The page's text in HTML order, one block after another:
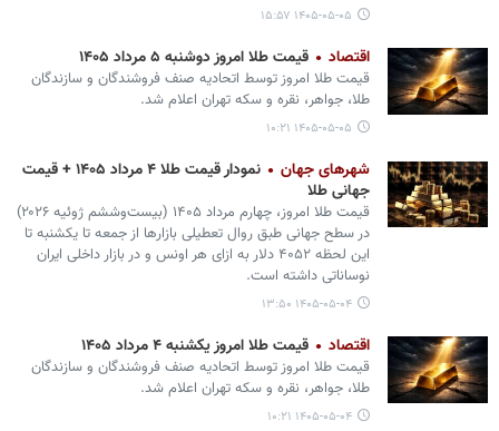
۱۴۰۵-۰۵-۰۵ ۱۵:۵۷
اقتصاد قیمت طلا امروز دوشنبه ۵ مرداد ۱۴۰۵
قیمت طلا امروز توسط اتحادیه صنف فروشندگان و سازندگان
طلا، جواهر، نقره و سکه تهران اعلام شد.
۱۴۰۵-۰۵-۰۵ ۱۰:۲۱
شهرهای جهان
نمودار قیمت طلا ۴ مرداد ۱۴۰۵ + قیمت
جهانی طلا
قیمت طلا امروز، چهارم مرداد ۱۴۰۵ (‌بیست‌وششم ژوئیه ۲۰۲۶)
در سطح جهانی طبق روال تعطیلی بازارها از جمعه تا یکشنبه تا
این لحظه ۴۰۵۲ دلار به ازای هر اونس و در بازار داخلی ایران
نوساناتی داشته است.
۱۴۰۵-۰۵-۰۴ ۱۳:۵۰
اقتصاد قیمت طلا امروز یکشنبه ۴ مرداد ۱۴۰۵
قیمت طلا امروز توسط اتحادیه صنف فروشندگان و سازندگان
طلا، جواهر، نقره و سکه تهران اعلام شد.
۱۴۰۵-۰۵-۰۴ ۱۰:۲۱